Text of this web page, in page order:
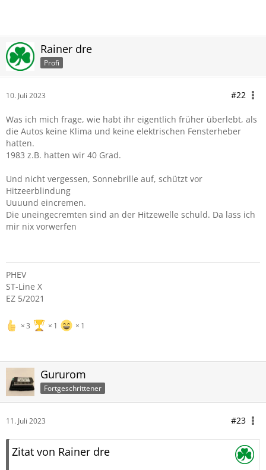
Rainer dre
Profi
10. Juli 2023 #22
Was ich mich frage, wie habt ihr eigentlich früher überlebt, als
die Autos keine Klima und keine elektrischen Fensterheber
hatten.
1983 z.B. hatten wir 40 Grad.
Und nicht vergessen, Sonnebrille auf, schützt vor
Hitzeerblindung
Uuuund eincremen.
Die uneingecremten sind an der Hitzewelle schuld. Da lass ich
mir nix vorwerfen
PHEV
ST-Line X
EZ 5/2021
3 1 1
Gururom
Fortgeschrittener
11. Juli 2023 #23
Zitat von Rainer dre